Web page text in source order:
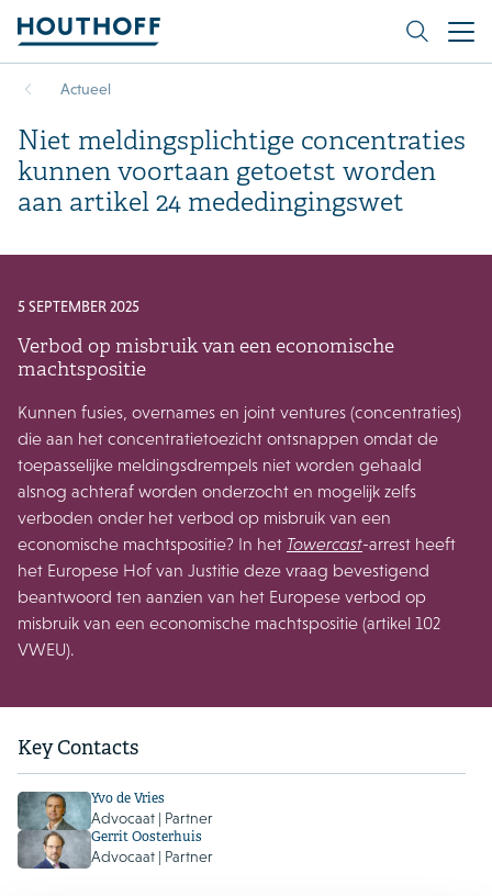
Actueel
Niet meldingsplichtige concentraties
kunnen voortaan getoetst worden
aan artikel 24 mededingingswet
5 SEPTEMBER 2025
Verbod op misbruik van een economische
machtspositie
Kunnen fusies, overnames en joint ventures (concentraties)
die aan het concentratietoezicht ontsnappen omdat de
toepasselijke meldingsdrempels niet worden gehaald
alsnog achteraf worden onderzocht en mogelijk zelfs
verboden onder het verbod op misbruik van een
economische machtspositie? In het Towercast-arrest heeft
het Europese Hof van Justitie deze vraag bevestigend
beantwoord ten aanzien van het Europese verbod op
misbruik van een economische machtspositie (artikel 102
VWEU).
Key Contacts
Yvo de Vries
Advocaat | Partner
Gerrit Oosterhuis
Advocaat | Partner